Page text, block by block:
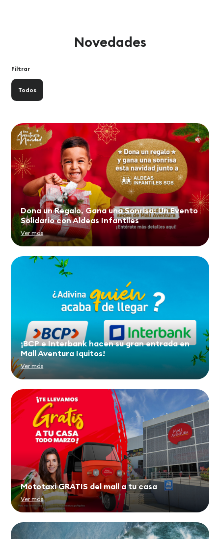
Novedades
Filtrar
Todos
Dona un Regalo, Gana una Sonrisa: Un Evento
Solidario con Aldeas Infantiles
Ver más
¡BCP e Interbank hacen su gran entrada en
Mall Aventura Iquitos!
Ver más
Mototaxi GRATIS del mall a tu casa
Ver más